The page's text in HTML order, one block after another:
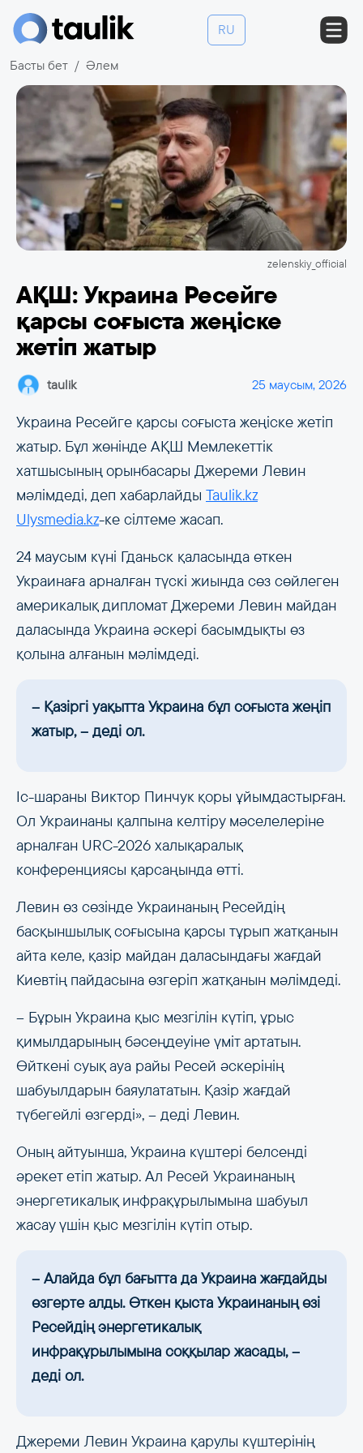
RU
Басты бет Әлем
zelenskiy_official
АҚШ: Украина Ресейге
қарсы соғыста жеңіске
жетіп жатыр
taulik 25 маусым, 2026
Украина Ресейге қарсы соғыста жеңіске жетіп
жатыр. Бұл жөнінде АҚШ Мемлекеттік
хатшысының орынбасары Джереми Левин
мәлімдеді, деп хабарлайды Taulik.kz
Ulysmedia.kz-ке сілтеме жасап.
24 маусым күні Гданьск қаласында өткен
Украинаға арналған түскі жиында сөз сөйлеген
америкалық дипломат Джереми Левин майдан
даласында Украина әскері басымдықты өз
қолына алғанын мәлімдеді.
– Қазіргі уақытта Украина бұл соғыста жеңіп
жатыр, – деді ол.
Іс-шараны Виктор Пинчук қоры ұйымдастырған.
Ол Украинаны қалпына келтіру мәселелеріне
арналған URC-2026 халықаралық
конференциясы қарсаңында өтті.
Левин өз сөзінде Украинаның Ресейдің
басқыншылық соғысына қарсы тұрып жатқанын
айта келе, қазір майдан даласындағы жағдай
Киевтің пайдасына өзгеріп жатқанын мәлімдеді.
– Бұрын Украина қыс мезгілін күтіп, ұрыс
қимылдарының бәсеңдеуіне үміт артатын.
Өйткені суық ауа райы Ресей әскерінің
шабуылдарын баяулататын. Қазір жағдай
түбегейлі өзгерді», – деді Левин.
Оның айтуынша, Украина күштері белсенді
әрекет етіп жатыр. Ал Ресей Украинаның
энергетикалық инфрақұрылымына шабуыл
жасау үшін қыс мезгілін күтіп отыр.
– Алайда бұл бағытта да Украина жағдайды
өзгерте алды. Өткен қыста Украинаның өзі
Ресейдің энергетикалық
инфрақұрылымына соққылар жасады, –
деді ол.
Джереми Левин Украина қарулы күштерінің